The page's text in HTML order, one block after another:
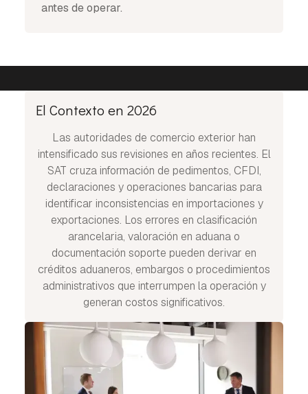
antes de operar.
El Contexto en 2026
Las autoridades de comercio exterior han
intensificado sus revisiones en años recientes. El
SAT cruza información de pedimentos, CFDI,
declaraciones y operaciones bancarias para
identificar inconsistencias en importaciones y
exportaciones. Los errores en clasificación
arancelaria, valoración en aduana o
documentación soporte pueden derivar en
créditos aduaneros, embargos o procedimientos
administrativos que interrumpen la operación y
generan costos significativos.